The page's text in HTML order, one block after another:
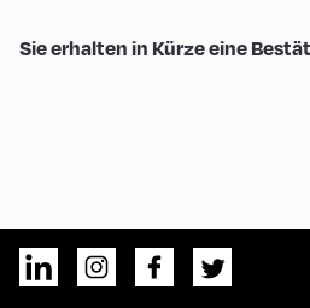
Sie erhalten in Kürze eine